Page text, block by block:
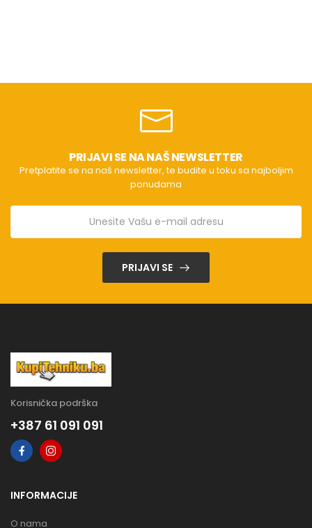
PRIJAVI SE NA NAŠ NEWSLETTER
Pretplatite se na naš newsletter, te budite u toku sa najboljim
ponudama
PRIJAVI SE
Korisnička podrška
+387 61 091 091
INFORMACIJE
O nama